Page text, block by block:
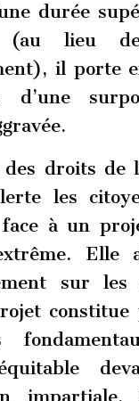
durée
lieu de
il porte
d’une
droits de
les
à un
Elle
sur les
constitue